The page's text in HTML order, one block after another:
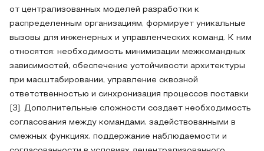
от централизованных моделей разработки к
распределенным организациям, формирует уникальные
вызовы для инженерных и управленческих команд. К ним
относятся: необходимость минимизации межкомандных
зависимостей, обеспечение устойчивости архитектуры
при масштабировании, управление сквозной
ответственностью и синхронизация процессов поставки
[3]. Дополнительные сложности создает необходимость
согласования между командами, задействованными в
смежных функциях, поддержание наблюдаемости и